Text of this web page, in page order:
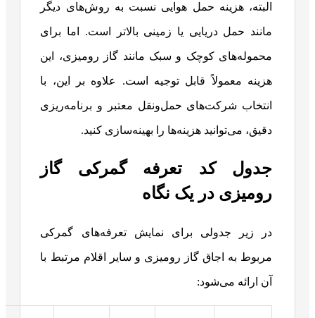
البته، هزینه حمل هوایی نسبت به روش‌های دیگر
مانند حمل دریایی یا زمینی بالاتر است. اما برای
محموله‌های کوچک و سبک مانند گاز رومیزی، این
هزینه معمولاً قابل توجیه است. علاوه بر این، با
انتخاب شرکت‌های حمل‌ونقل معتبر و برنامه‌ریزی
دقیق، می‌توانید هزینه‌ها را بهینه‌سازی کنید.
جدول کد تعرفه گمرکی گاز
رومیزی در یک نگاه
در زیر جدولی برای نمایش تعرفه‌های گمرکی
مربوط به اجاق گاز رومیزی و سایر اقلام مرتبط با
آن ارائه می‌شود: